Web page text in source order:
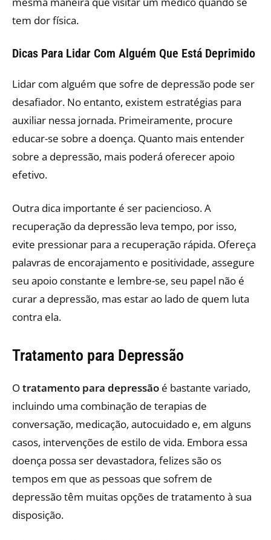
tem dor física.
Dicas Para Lidar Com Alguém Que Está Deprimido
Lidar com alguém que sofre de depressão pode ser
desafiador. No entanto, existem estratégias para
auxiliar nessa jornada. Primeiramente, procure
educar-se sobre a doença. Quanto mais entender
sobre a depressão, mais poderá oferecer apoio
efetivo.
Outra dica importante é ser paciencioso. A
recuperação da depressão leva tempo, por isso,
evite pressionar para a recuperação rápida. Ofereça
palavras de encorajamento e positividade, assegure
seu apoio constante e lembre-se, seu papel não é
curar a depressão, mas estar ao lado de quem luta
contra ela.
Tratamento para Depressão
Otratamento para depressão é bastante variado,
incluindo uma combinação de terapias de
conversação, medicação, autocuidado e, em alguns
casos, intervenções de estilo de vida. Embora essa
doença possa ser devastadora, felizes são os
tempos em que as pessoas que sofrem de
depressão têm muitas opções de tratamento à sua
disposição.